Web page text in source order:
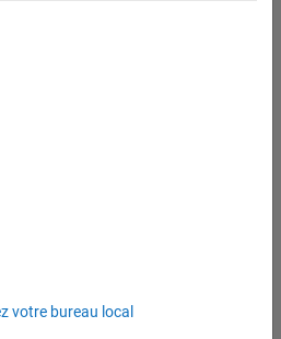
votre bureau local